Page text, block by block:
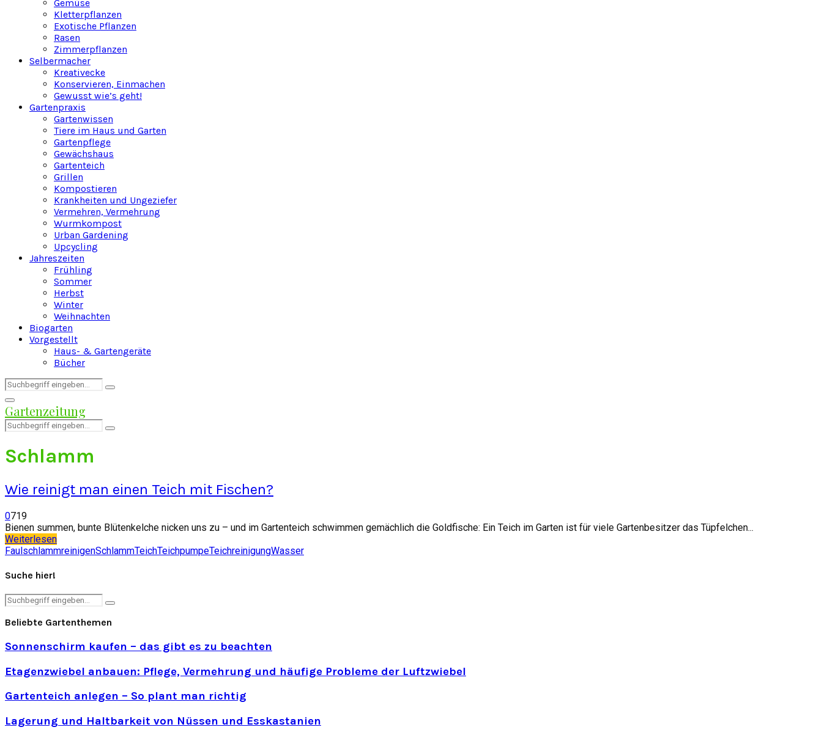
Gemüse
Kletterpflanzen
Exotische Pflanzen
Rasen
Zimmerpflanzen
Selbermacher
Kreativecke
Konservieren, Einmachen
Gewusst wie’s geht!
Gartenpraxis
Gartenwissen
Tiere im Haus und Garten
Gartenpflege
Gewächshaus
Gartenteich
Grillen
Kompostieren
Krankheiten und Ungeziefer
Vermehren, Vermehrung
Wurmkompost
Urban Gardening
Upcycling
Jahreszeiten
Frühling
Sommer
Herbst
Winter
Weihnachten
Biogarten
Vorgestellt
Haus- & Gartengeräte
Bücher
Search
for:
Search
Facebook
Twitter
Instagram
Pinterest
Youtube
Snapchat
Primary
Menu
Gartenzeitung
Search
for:
Search
Schlamm
Wie reinigt man einen Teich mit Fischen?
0719
Bienen summen, bunte Blütenkelche nicken uns zu – und im Gartenteich schwimmen gemächlich die Goldfische: Ein Teich im Garten ist für viele Gartenbesitzer das Tüpfelchen...
Weiterlesen
FaulschlammreinigenSchlammTeichTeichpumpeTeichreinigungWasser
Suche hier!
Search
Search
Beliebte Gartenthemen
Sonnenschirm kaufen – das gibt es zu beachten
Etagenzwiebel anbauen: Pflege, Vermehrung und häufige Probleme der Luftzwiebel
Gartenteich anlegen – So plant man richtig
Lagerung und Haltbarkeit von Nüssen und Esskastanien